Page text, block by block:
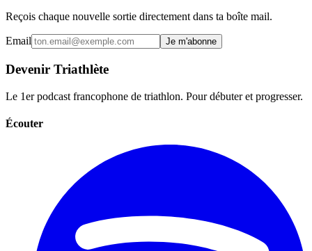
Reçois chaque nouvelle sortie directement dans ta boîte mail.
Email Je m'abonne
Devenir Triathlète
Le 1er podcast francophone de triathlon. Pour débuter et progresser.
Écouter